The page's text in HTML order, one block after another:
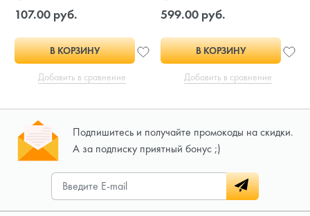
107.00 руб.
В КОРЗИНУ
Добавить в сравнение
599.00 руб.
В КОРЗИНУ
Добавить в сравнение
Подпишитесь и получайте промокоды на скидки.
А за подписку приятный бонус ;)